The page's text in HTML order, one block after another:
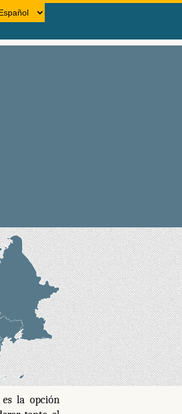
la opción